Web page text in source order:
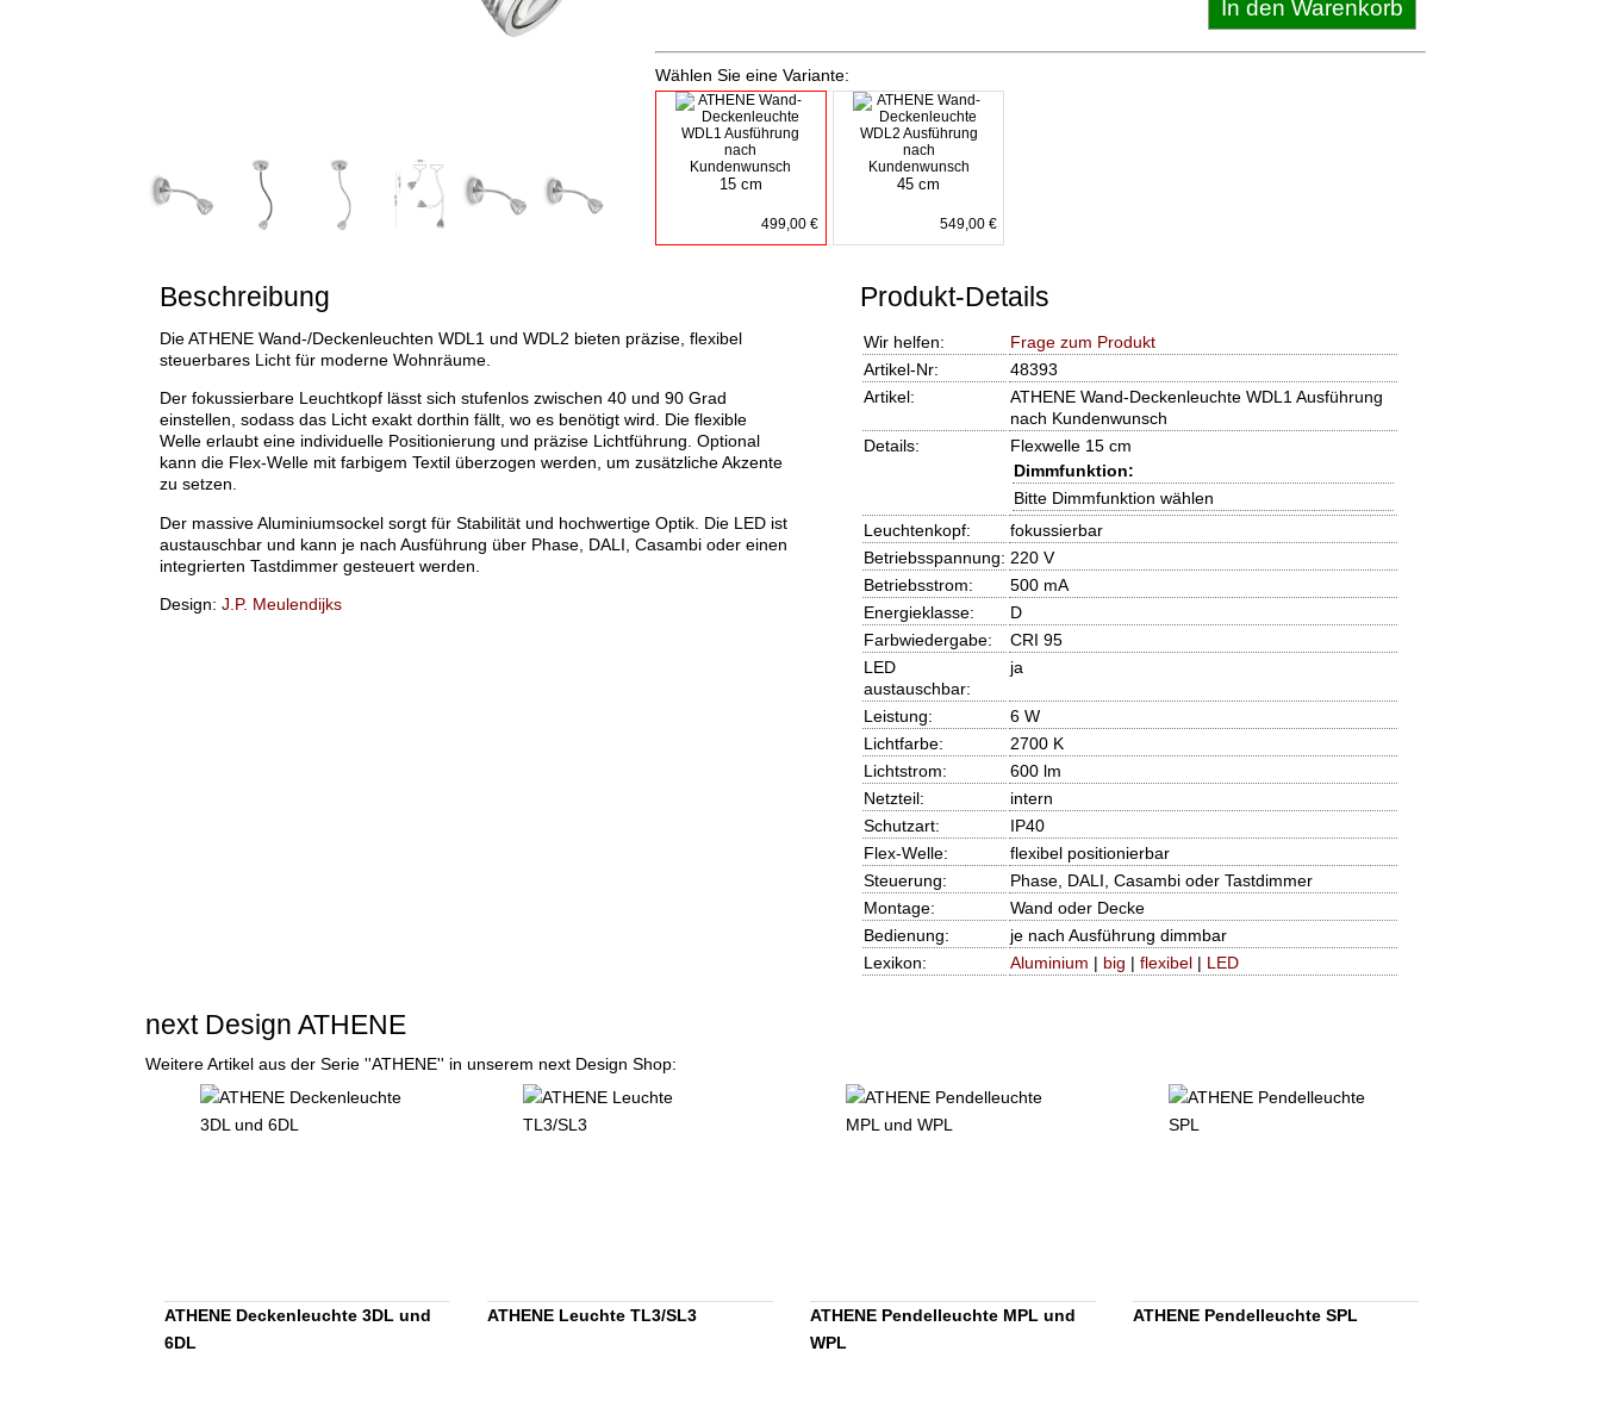
Wählen Sie eine Variante:
15 cm
499,00 €
45 cm
549,00 €
Beschreibung
Die ATHENE Wand-/Deckenleuchten WDL1 und WDL2 bieten präzise, flexibel
steuerbares Licht für moderne Wohnräume.
Der fokussierbare Leuchtkopf lässt sich stufenlos zwischen 40 und 90 Grad
einstellen, sodass das Licht exakt dorthin fällt, wo es benötigt wird. Die flexible
Welle erlaubt eine individuelle Positionierung und präzise Lichtführung. Optional
kann die Flex-Welle mit farbigem Textil überzogen werden, um zusätzliche Akzente
zu setzen.
Der massive Aluminiumsockel sorgt für Stabilität und hochwertige Optik. Die LED ist
austauschbar und kann je nach Ausführung über Phase, DALI, Casambi oder einen
integrierten Tastdimmer gesteuert werden.
Design: J.P. Meulendijks
Produkt-Details
Wir helfen:
Frage zum Produkt
Artikel-Nr:
48393
Artikel:
ATHENE Wand-Deckenleuchte WDL1 Ausführung
nach Kundenwunsch
Details:
Flexwelle 15 cm
Dimmfunktion:
Bitte Dimmfunktion wählen
Leuchtenkopf:
fokussierbar
Betriebsspannung: 220 V
Betriebsstrom:
500 mA
Energieklasse:
D
Farbwiedergabe:
CRI 95
LED
austauschbar:
ja
Leistung:
6 W
Lichtfarbe:
2700 K
Lichtstrom:
600 lm
Netzteil:
intern
Schutzart:
IP40
Flex-Welle:
flexibel positionierbar
Steuerung:
Phase, DALI, Casambi oder Tastdimmer
Montage:
Wand oder Decke
Bedienung:
je nach Ausführung dimmbar
Lexikon:
Aluminium | big | flexibel| LED
next Design ATHENE
Weitere Artikel aus der Serie ''ATHENE'' in unserem next Design Shop:
ATHENE Deckenleuchte 3DL und
6DL
ATHENE Leuchte TL3/SL3
ATHENE Pendelleuchte MPL und
WPL
ATHENE Pendelleuchte SPL